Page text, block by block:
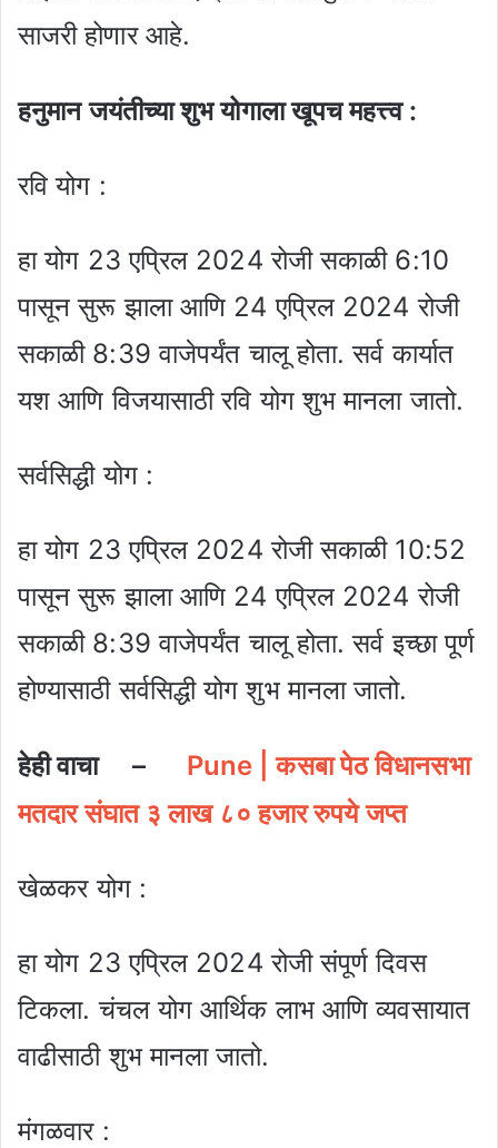
साजरी होणार आहे.
हनुमान जयंतीच्या शुभ योगाला खूपच महत्त्व :
रवि योग :
हा योग 23 एप्रिल 2024 रोजी सकाळी 6:10
पासून सुरू झाला आणि 24 एप्रिल 2024 रोजी
सकाळी 8:39 वाजेपर्यंत चालू होता. सर्व कार्यात
यश आणि विजयासाठी रवि योग शुभ मानला जातो.
सर्वसिद्धी योग :
हा योग 23 एप्रिल 2024 रोजी सकाळी 10:52
पासून सुरू झाला आणि 24 एप्रिल 2024 रोजी
सकाळी 8:39 वाजेपर्यंत चालू होता. सर्व इच्छा पूर्ण
होण्यासाठी सर्वसिद्धी योग शुभ मानला जातो.
हेही वाचा – Pune | कसबा पेठ विधानसभा
मतदार संघात ३ लाख ८० हजार रुपये जप्त
खेळकर योग :
हा योग 23 एप्रिल 2024 रोजी संपूर्ण दिवस
टिकला. चंचल योग आर्थिक लाभ आणि व्यवसायात
वाढीसाठी शुभ मानला जातो.
मंगळवार :